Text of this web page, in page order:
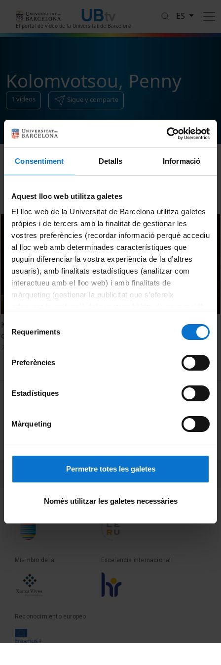
Consentiment Detalls Informació
Aquest lloc web utilitza galetes
El lloc web de la Universitat de Barcelona utilitza galetes
pròpies i de tercers amb la finalitat de gestionar les
vostres preferències (recordar informació perquè accediu
al lloc web amb determinades característiques que
puguin diferenciar la vostra experiència de la d’altres
usuaris), amb finalitats estadístiques (analitzar com
interactueu amb el lloc web) i amb finalitats de
màrqueting (gestionar la publicitat que s’ofereix
consultar laPolítica de galetes del lloc web de la
Selecció
de Requeriments
Preferències
Estadístiques
Màrqueting
Permetre totes les galetes
Només utilitzar les galetes necessàries
El portal de vídeo de la Universitat de Barcelona
ES
Kolomvotsou, Penny
1 vídeos Sigue y comparte
Ordenar
Keynote speech: How do we interrogate contemporary
challenges from heritage mediation?
MENÚ PEU 1
Privacidad y términos
Sobre UBtv
Fundadora de la Miembro de la
Miembro de la Excelencia internacional
Reconocimiento europeo